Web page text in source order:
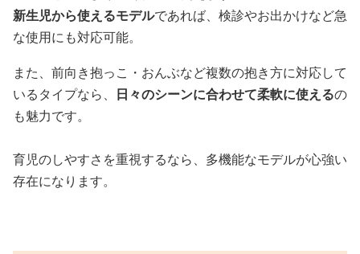
新生児から使えるモデルであれば、検診やお出かけなど急
な使用にも対応可能。
また、前向き抱っこ・おんぶなど複数の抱き方に対応して
いるタイプなら、 日々のシーンに合わせて柔軟に使えるの
も魅力です。
育児のしやすさを重視するなら、多機能なモデルが心強い
存在になります。